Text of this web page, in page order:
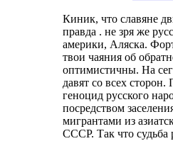
Киник, что славяне
правда . не зря же
америки, Аляска.
твои чаяния об
оптимистичны. На
давят со всех сторон.
геноцид русского
посредством
мигрантами из
СССР. Так что судьба